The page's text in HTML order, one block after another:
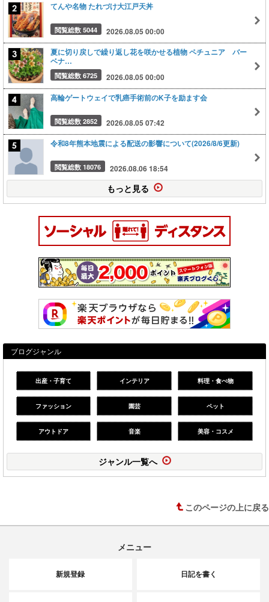
てんや名物 たれづけ大江戸天丼
閲覧総数 5044 2026.08.05 00:00
夏に切り戻しで繰り返し花を咲かせる植物 ペチュニア バー
ベナ…
閲覧総数 6725 2026.08.05 00:00
高輪ゲートウェイで乳癌手術前のK子を励ます会
閲覧総数 2852 2026.08.05 07:42
令和8年熊本地震による配送の影響について(2026/8/6更新)
閲覧総数 18076 2026.08.06 18:54
もっと見る
ブログジャンル
出産・子育て インテリア 料理・食べ物
ファッション 園芸 ペット
アウトドア 音楽 美容・コスメ
ジャンル一覧へ
このページの上に戻る
メニュー
新規登録 日記を書く